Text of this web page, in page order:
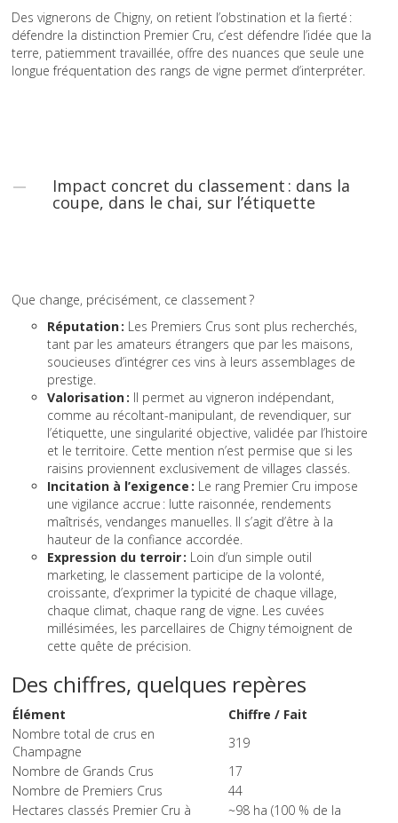
Des vignerons de Chigny, on retient l’obstination et la fierté :
défendre la distinction Premier Cru, c’est défendre l’idée que la
terre, patiemment travaillée, offre des nuances que seule une
longue fréquentation des rangs de vigne permet d’interpréter.
Impact concret du classement : dans la
coupe, dans le chai, sur l’étiquette
Que change, précisément, ce classement ?
Réputation : Les Premiers Crus sont plus recherchés,
tant par les amateurs étrangers que par les maisons,
soucieuses d’intégrer ces vins à leurs assemblages de
prestige.
Valorisation : Il permet au vigneron indépendant,
comme au récoltant-manipulant, de revendiquer, sur
l’étiquette, une singularité objective, validée par l’histoire
et le territoire. Cette mention n’est permise que si les
raisins proviennent exclusivement de villages classés.
Incitation à l’exigence : Le rang Premier Cru impose
une vigilance accrue : lutte raisonnée, rendements
maîtrisés, vendanges manuelles. Il s’agit d’être à la
hauteur de la confiance accordée.
Expression du terroir : Loin d’un simple outil
marketing, le classement participe de la volonté,
croissante, d’exprimer la typicité de chaque village,
chaque climat, chaque rang de vigne. Les cuvées
millésimées, les parcellaires de Chigny témoignent de
cette quête de précision.
Des chiffres, quelques repères
Élément
Chiffre / Fait
Nombre total de crus en
Champagne
319
Nombre de Grands Crus
17
Nombre de Premiers Crus
44
Hectares classés Premier Cru à
~98 ha (100 % de la